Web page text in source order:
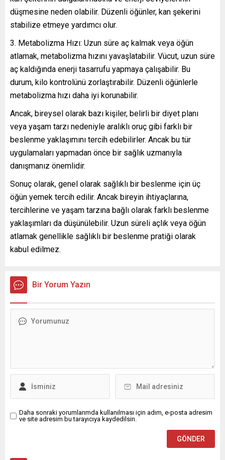
düşmesine neden olabilir. Düzenli öğünler, kan şekerini
stabilize etmeye yardımcı olur.
Metabolizma Hızı: Uzun süre aç kalmak veya öğün
atlamak, metabolizma hızını yavaşlatabilir. Vücut, uzun süre
aç kaldığında enerji tasarrufu yapmaya çalışabilir. Bu
durum, kilo kontrolünü zorlaştırabilir. Düzenli öğünlerle
metabolizma hızı daha iyi korunabilir.
Ancak, bireysel olarak bazı kişiler, belirli bir diyet planı
veya yaşam tarzı nedeniyle aralıklı oruç gibi farklı bir
beslenme yaklaşımını tercih edebilirler. Ancak bu tür
uygulamaları yapmadan önce bir sağlık uzmanıyla
danışmanız önemlidir.
Sonuç olarak, genel olarak sağlıklı bir beslenme için üç
öğün yemek tercih edilir. Ancak bireyin ihtiyaçlarına,
tercihlerine ve yaşam tarzına bağlı olarak farklı beslenme
yaklaşımları da düşünülebilir. Uzun süreli açlık veya öğün
atlamak genellikle sağlıklı bir beslenme pratiği olarak
kabul edilmez.
Bir Yorum Yazın
Daha sonraki yorumlarımda kullanılması için adım, e-posta adresim
ve site adresim bu tarayıcıya kaydedilsin.